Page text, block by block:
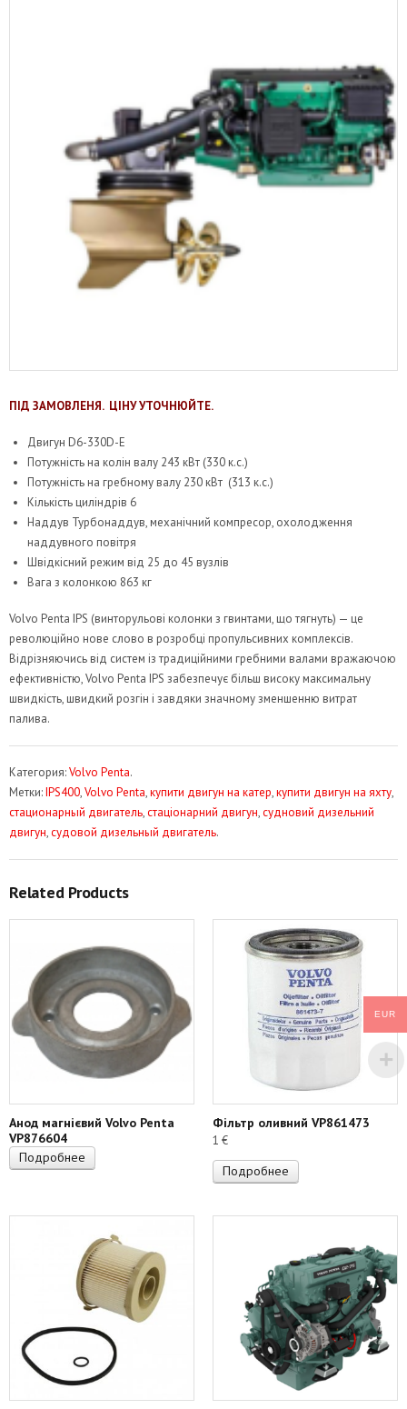
ПІД ЗАМОВЛЕНЯ. ЦІНУ УТОЧНЮЙТЕ.
Двигун D6-330D-E
Потужність на колін валу 243 кВт (330 к.с.)
Потужність на гребному валу 230 кВт (313 к.с.)
Кількість циліндрів 6
Наддув Турбонаддув, механічний компресор, охолодження
наддувного повітря
Швідкісний режим від 25 до 45 вузлів
Вага з колонкою 863 кг
Volvo Penta IPS (винторульові колонки з гвинтами, що тягнуть) — це
революційно нове слово в розробці пропульсивних комплексів.
Відрізняючись від систем із традиційними гребними валами вражаючою
ефективністю, Volvo Penta IPS забезпечує більш високу максимальну
швидкість, швидкий розгін і завдяки значному зменшенню витрат
палива.
Категория:Volvo Penta.
Метки:IPS400,Volvo Penta,купити двигун на катер,купити двигун на яхту,
стационарный двигатель,стаціонарний двигун,судновий дизельний
двигун,судовой дизельный двигатель.
Related Products
Анод магнієвий Volvo Penta
VP876604
Подробнее
Фільтр оливний VP861473
1 €
Подробнее
EUR